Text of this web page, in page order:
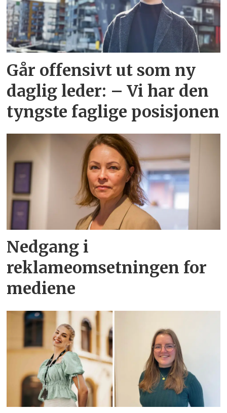
Går offensivt ut som ny
daglig leder: – Vi har den
tyngste faglige posisjonen
Nedgang i
reklameomsetningen for
mediene